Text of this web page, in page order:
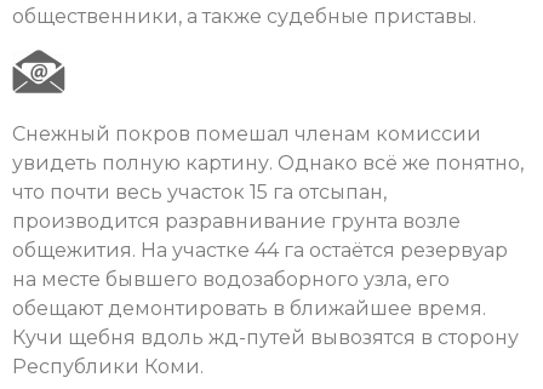
общественники, а также судебные приставы.
Снежный покров помешал членам комиссии
увидеть полную картину. Однако всё же понятно,
что почти весь участок 15 га отсыпан,
производится разравнивание грунта возле
общежития. На участке 44 га остаётся резервуар
на месте бывшего водозаборного узла, его
обещают демонтировать в ближайшее время.
Кучи щебня вдоль жд-путей вывозятся в сторону
Республики Коми.